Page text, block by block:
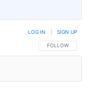
FOLLOW THIS
FOLLOW
LOG IN SIGN UP